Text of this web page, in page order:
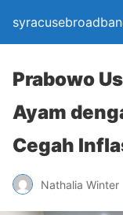
Prabowo
Ayam
Cegah
Nathalia Winter